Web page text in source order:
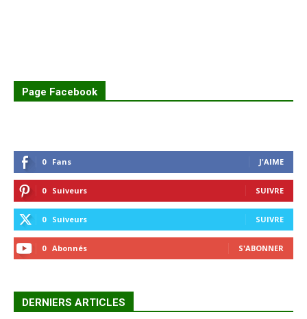
Page Facebook
0 Fans J'AIME
0 Suiveurs SUIVRE
0 Suiveurs SUIVRE
0 Abonnés S'ABONNER
DERNIERS ARTICLES